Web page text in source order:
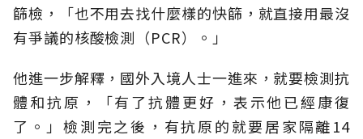
篩檢，「也不用去找什麼樣的快篩，就直接用最沒
有爭議的核酸檢測（PCR）。」
他進一步解釋，國外入境人士一進來，就要檢測抗
體和抗原，「有了抗體更好，表示他已經康復
了。」檢測完之後，有抗原的就要居家隔離14